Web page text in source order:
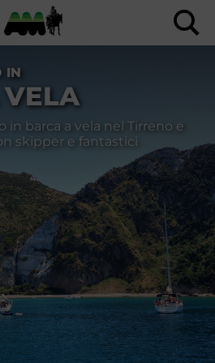
IN
barca a vela nel Tirreno e
skipper e fantastici